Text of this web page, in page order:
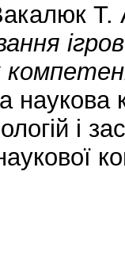
Т.
наукова
і